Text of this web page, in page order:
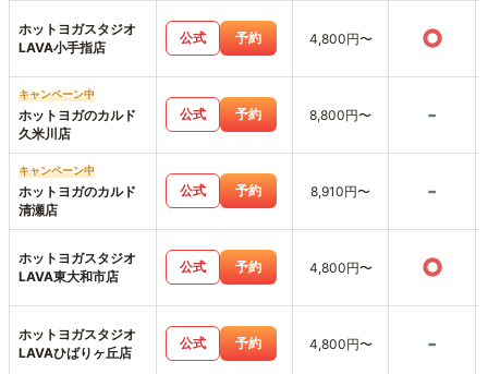
ホットヨガスタジオ
LAVA小手指店
公式 予約 4,800円〜 ○
キャンペーン中
ホットヨガのカルド
久米川店
公式 予約 8,800円〜 -
キャンペーン中
ホットヨガのカルド
清瀬店
公式 予約 8,910円〜 -
ホットヨガスタジオ
LAVA東大和市店
公式 予約 4,800円〜 ○
ホットヨガスタジオ
LAVAひばりヶ丘店
公式 予約 4,800円〜 -